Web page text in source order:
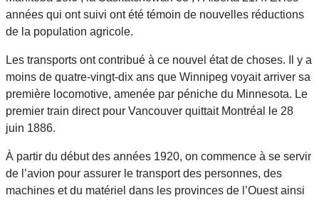
années qui ont suivi ont été témoin de nouvelles réductions
de la population agricole.
Les transports ont contribué à ce nouvel état de choses. Il y a
moins de quatre-vingt-dix ans que Winnipeg voyait arriver sa
première locomotive, amenée par péniche du Minnesota. Le
premier train direct pour Vancouver quittait Montréal le 28
juin 1886.
À partir du début des années 1920, on commence à se servir
de l’avion pour assurer le transport des personnes, des
machines et du matériel dans les provinces de l’Ouest ainsi